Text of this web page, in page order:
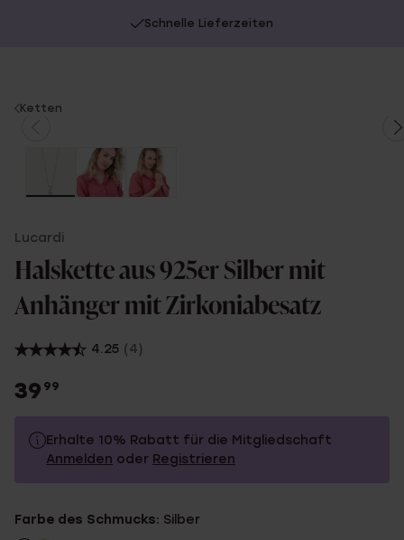
Schnelle Lieferzeiten
You
Ketten
Lucardi
Halskette aus 925er Silber mit
Anhänger mit Zirkoniabesatz
4.25 (4)
39 99
Erhalte 10% Rabatt für die Mitgliedschaft
Anmelden oder Registrieren
Ohne Mitgliederrabatt
Farbe des Schmucks: Silber